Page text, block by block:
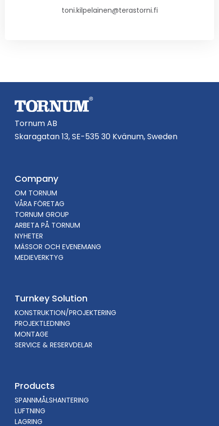
toni.kilpelainen@terastorni.fi
Tornum AB
Skaragatan 13, SE-535 30 Kvänum, Sweden
Company
OM TORNUM
VÅRA FÖRETAG
TORNUM GROUP
ARBETA PÅ TORNUM
NYHETER
MÄSSOR OCH EVENEMANG
MEDIEVERKTYG
Turnkey Solution
KONSTRUKTION/PROJEKTERING
PROJEKTLEDNING
MONTAGE
SERVICE & RESERVDELAR
Products
SPANNMÅLSHANTERING
LUFTNING
LAGRING